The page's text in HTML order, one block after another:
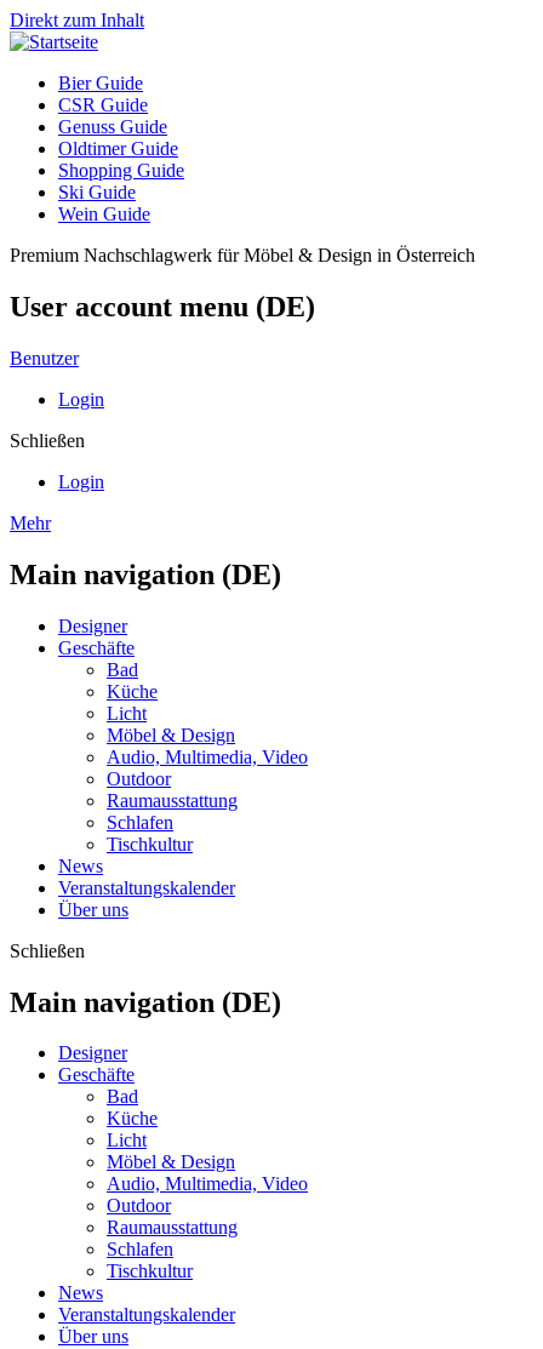
Direkt zum Inhalt
Bier Guide
CSR Guide
Genuss Guide
Oldtimer Guide
Shopping Guide
Ski Guide
Wein Guide
Premium Nachschlagwerk für Möbel & Design in Österreich
User account menu (DE)
Benutzer
Login
Schließen
Login
Mehr
Main navigation (DE)
Designer
Geschäfte
Bad
Küche
Licht
Möbel & Design
Audio, Multimedia, Video
Outdoor
Raumausstattung
Schlafen
Tischkultur
News
Veranstaltungskalender
Über uns
Schließen
Main navigation (DE)
Designer
Geschäfte
Bad
Küche
Licht
Möbel & Design
Audio, Multimedia, Video
Outdoor
Raumausstattung
Schlafen
Tischkultur
News
Veranstaltungskalender
Über uns